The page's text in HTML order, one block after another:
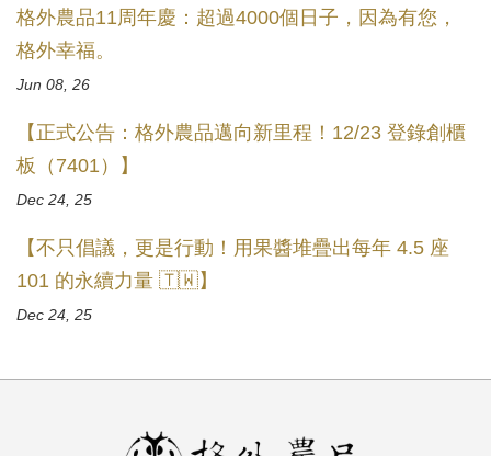
格外農品11周年慶：超過4000個日子，因為有您，
格外幸福。
Jun 08, 26
【正式公告：格外農品邁向新里程！12/23 登錄創櫃
板（7401）】
Dec 24, 25
【不只倡議，更是行動！用果醬堆疊出每年 4.5 座
101 的永續力量 🇹🇼】
Dec 24, 25